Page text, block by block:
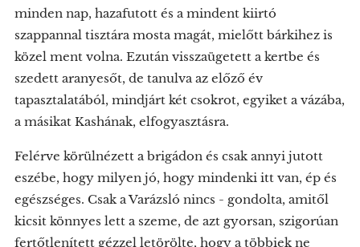
minden nap, hazafutott és a mindent kiirtó
szappannal tisztára mosta magát, mielőtt bárkihez is
közel ment volna. Ezután visszaügetett a kertbe és
szedett aranyesőt, de tanulva az előző év
tapasztalatából, mindjárt két csokrot, egyiket a vázába,
a másikat Kashának, elfogyasztásra.
Felérve körülnézett a brigádon és csak annyi jutott
eszébe, hogy milyen jó, hogy mindenki itt van, ép és
egészséges. Csak a Varázsló nincs - gondolta, amitől
kicsit könnyes lett a szeme, de azt gyorsan, szigorúan
fertőtlenített gézzel letörölte, hogy a többiek ne